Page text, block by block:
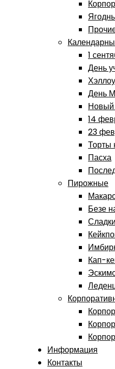
1
День
День
Новый
14
23
Торты
Пасха
Пирожные
Безе
Кап-
Информация
Контакты